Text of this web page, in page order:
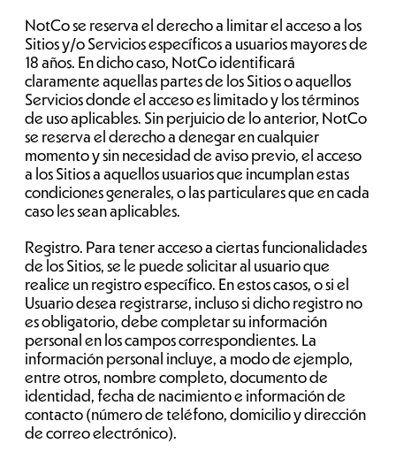
NotCo se reserva el derecho a limitar el acceso a los
Sitios y/o Servicios específicos a usuarios mayores de
18 años. En dicho caso, NotCo identificará
claramente aquellas partes de los Sitios o aquellos
Servicios donde el acceso es limitado y los términos
de uso aplicables. Sin perjuicio de lo anterior, NotCo
se reserva el derecho a denegar en cualquier
momento y sin necesidad de aviso previo, el acceso
a los Sitios a aquellos usuarios que incumplan estas
condiciones generales, o las particulares que en cada
caso les sean aplicables.
Registro. Para tener acceso a ciertas funcionalidades
de los Sitios, se le puede solicitar al usuario que
realice un registro específico. En estos casos, o si el
Usuario desea registrarse, incluso si dicho registro no
es obligatorio, debe completar su información
personal en los campos correspondientes. La
información personal incluye, a modo de ejemplo,
entre otros, nombre completo, documento de
identidad, fecha de nacimiento e información de
contacto (número de teléfono, domicilio y dirección
de correo electrónico).